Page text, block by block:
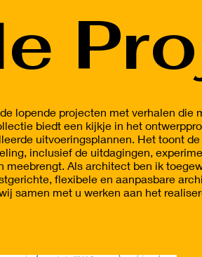
lopende projecten met verhalen die
biedt een kijkje in het
uitvoeringsplannen. Het toont
inclusief de uitdagingen,
meebrengt. Als architect ben ik
flexibele en aanpasbare
samen met u werken aan het